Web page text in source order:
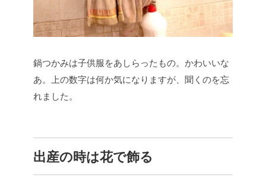
鍋つかみは子供服をあしらったもの。かわいいな
あ。上の数字は何か気になりますが、聞くのを忘
れました。
出産の時は花で飾る